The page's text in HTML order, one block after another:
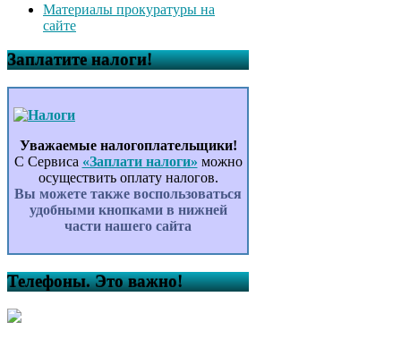
Материалы прокуратуры на
сайте
Заплатите налоги!
Уважаемые налогоплательщики!
С Сервиса «Заплати налоги» можно
осуществить оплату налогов.
Вы можете также воспользоваться
удобными кнопками в нижней
части нашего сайта
Телефоны. Это важно!